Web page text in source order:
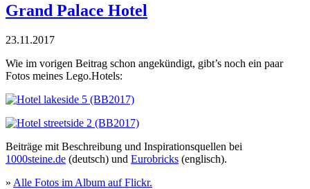
Grand Palace Hotel
23.11.2017
Wie im vorigen Beitrag schon angekündigt, gibt’s noch ein paar
Fotos meines Lego.Hotels:
Beiträge mit Beschreibung und Inspirationsquellen bei
1000steine.de (deutsch) und Eurobricks (englisch).
» Alle Fotos im Album auf Flickr.